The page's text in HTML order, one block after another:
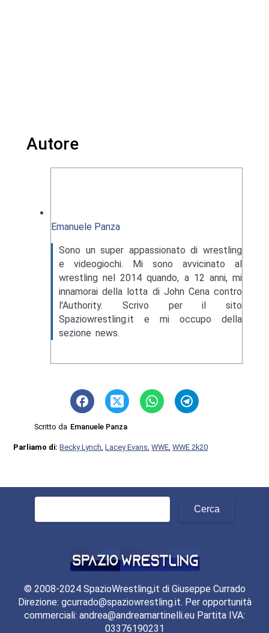
Autore
Emanuele Panza
Sono un super appassionato di wrestling
e videogiochi. Mi sono avvicinato al
wrestling nel 2014 quando, a 12 anni, mi
innamorai della lotta di John Cena contro
l'Authority. Scrivo per il sito
Spaziowrestling.it e mi occupo della
sezione news.
Scritto da Emanuele Panza
Parliamo di:Becky Lynch,Lacey Evans,WWE,WWE 2k20
Ricerca
© 2008-2024 SpazioWrestling,it di Giuseppe Currado
Direzione: gcurrado@spaziowrestling.it. Per opportunità
commerciali: andrea@andreamartinelli.eu Partita IVA:
03376190231